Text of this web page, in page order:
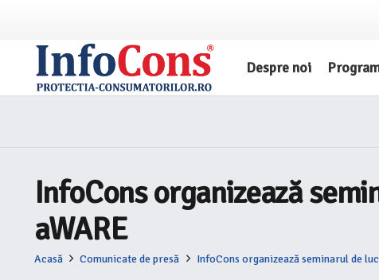
Despre noi
InfoCons organizează
aWARE
Acasă Comunicate de presă InfoCons organizează seminarul de